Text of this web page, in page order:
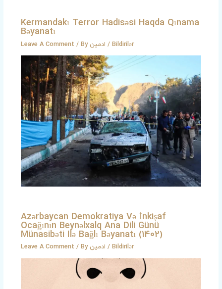
Kermandakı Terror Hadisəsi Haqda Qınama
Bəyanatı
Leave A Comment / By / Bildirilər
Azərbaycan Demokratiya Və İnkişaf
Ocağının Beynəlxalq Ana Dili Günü
Münasibəti Ilə Bağlı Bəyanatı (1402)
Leave A Comment / By / Bildirilər